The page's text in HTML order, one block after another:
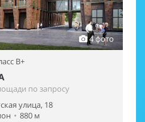
4 фото
B+
по запросу
улица, 18
• 880 м